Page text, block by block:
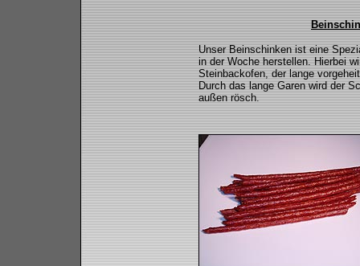
Unser Beinschinken ist eine
in der Woche herstellen. Hierbei
Steinbackofen, der lange
Durch das lange Garen wird der
außen rösch.